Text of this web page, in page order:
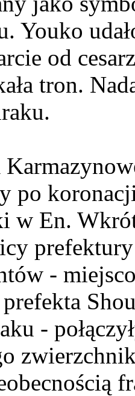
Youko
od
tron.
po koronacji
w En.
-
-